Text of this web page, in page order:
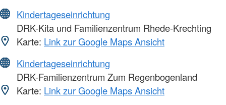
Kindertageseinrichtung
DRK-Kita und Familienzentrum Rhede-Krechting
Karte: Link zur Google Maps Ansicht
Kindertageseinrichtung
DRK-Familienzentrum Zum Regenbogenland
Karte: Link zur Google Maps Ansicht